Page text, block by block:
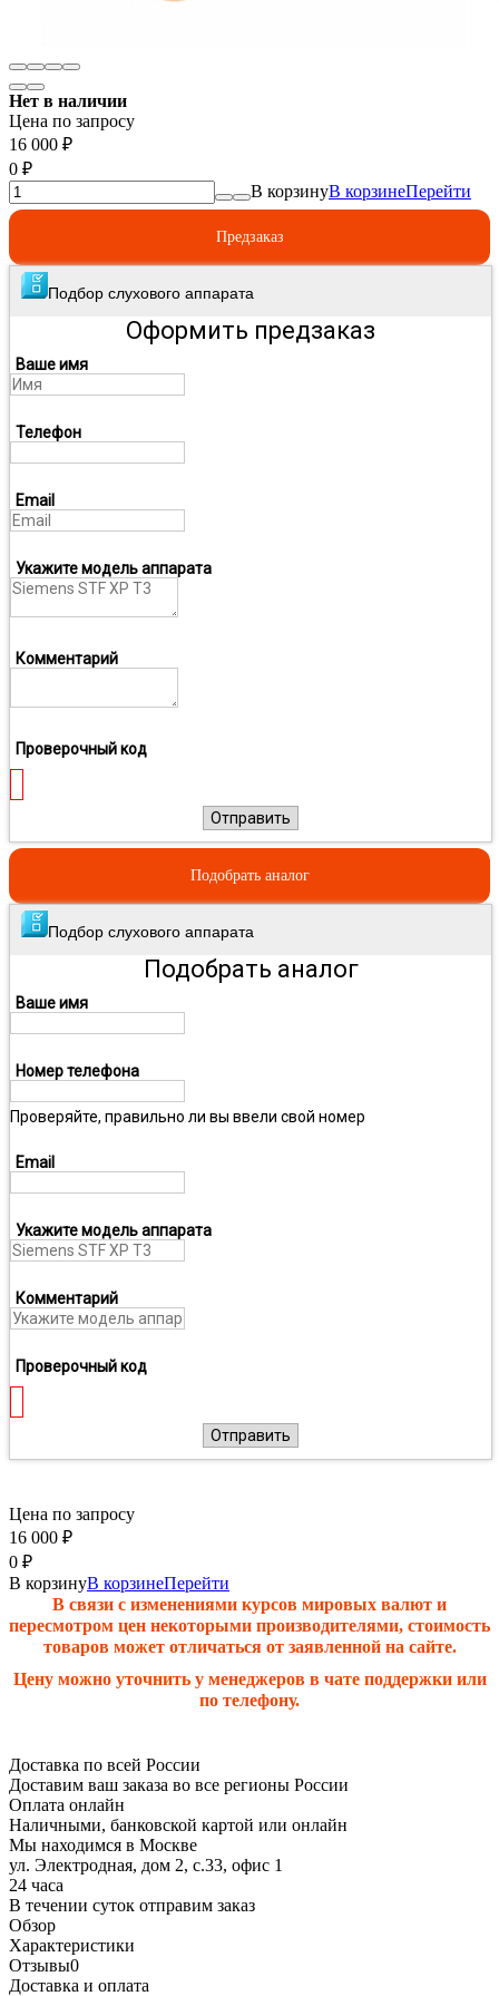
Нет в наличии
Цена по запросу
16 000 ₽
0 ₽
В корзинуВ корзинеПерейти
Предзаказ
Подбор слухового аппарата
Оформить предзаказ
Ваше имя
Телефон
Email
Укажите модель аппарата
Комментарий
Проверочный код
Отправить
Подобрать аналог
Подбор слухового аппарата
Подобрать аналог
Ваше имя
Номер телефона
Проверяйте, правильно ли вы ввели свой номер
Email
Укажите модель аппарата
Комментарий
Проверочный код
Отправить
Цена по запросу
16 000 ₽
0 ₽
В корзинуВ корзинеПерейти
В связи с изменениями курсов мировых валют и
пересмотром цен некоторыми производителями, стоимость
товаров может отличаться от заявленной на сайте.
Цену можно уточнить у менеджеров в чате поддержки или
по телефону.
Доставка по всей России
Доставим ваш заказа во все регионы России
Оплата онлайн
Наличными, банковской картой или онлайн
Мы находимся в Москве
ул. Электродная, дом 2, с.33, офис 1
24 часа
В течении суток отправим заказ
Обзор
Характеристики
Отзывы0
Доставка и оплата